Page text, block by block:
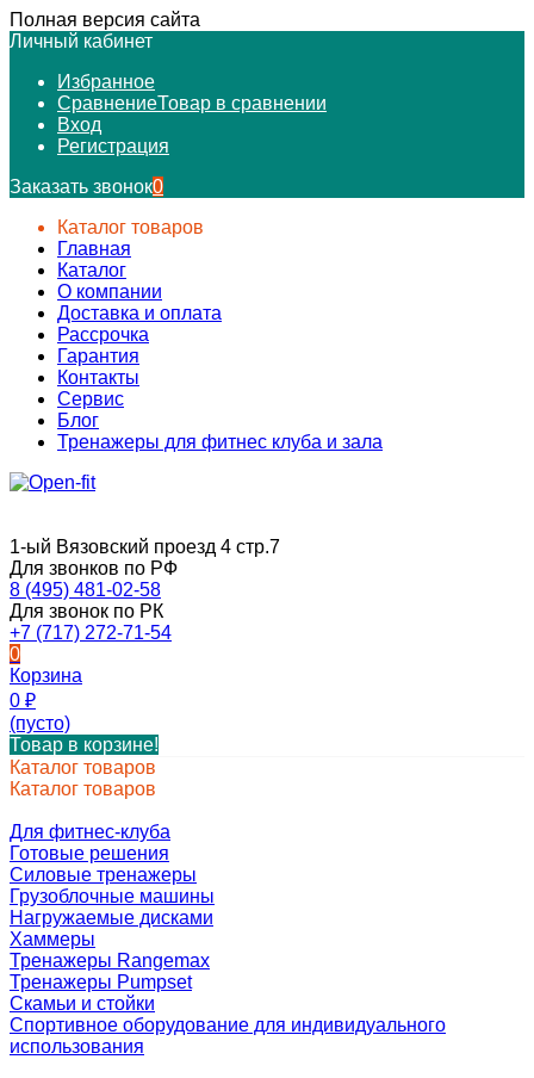
Полная версия сайта
Личный кабинет
Избранное
СравнениеТовар в сравнении
Вход
Регистрация
Заказать звонок0
Каталог товаров
Главная
Каталог
О компании
Доставка и оплата
Рассрочка
Гарантия
Контакты
Сервис
Блог
Тренажеры для фитнес клуба и зала
1-ый Вязовский проезд 4 стр.7
Для звонков по РФ
8 (495) 481-02-58
Для звонок по РК
+7 (717) 272-71-54
0
Корзина
0 ₽
(пусто)
Товар в корзине!
Каталог товаров
Каталог товаров
Для фитнес-клуба
Готовые решения
Силовые тренажеры
Грузоблочные машины
Нагружаемые дисками
Хаммеры
Тренажеры Rangemax
Тренажеры Pumpset
Скамьи и стойки
Спортивное оборудование для индивидуального
использования